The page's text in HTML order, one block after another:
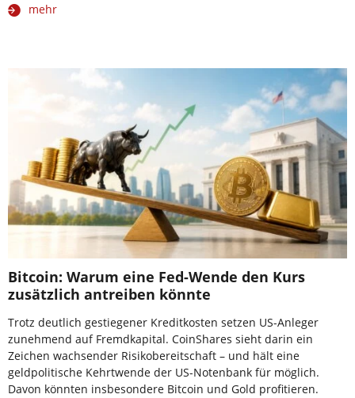
mehr
Bitcoin: Warum eine Fed-Wende den Kurs
zusätzlich antreiben könnte
Trotz deutlich gestiegener Kreditkosten setzen US-Anleger
zunehmend auf Fremdkapital. CoinShares sieht darin ein
Zeichen wachsender Risikobereitschaft – und hält eine
geldpolitische Kehrtwende der US-Notenbank für möglich.
Davon könnten insbesondere Bitcoin und Gold profitieren.